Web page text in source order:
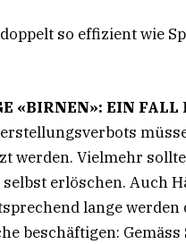
so effizient wie
«BIRNEN»: EIN FALL
werden. Vielmehr
erlöschen. Auch
lange
beschäftigen: